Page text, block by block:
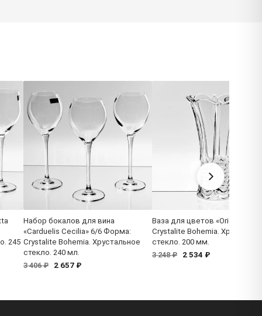
245
Набор бокалов для вина
«Carduelis Cecilia» 6/6 Форма:
Crystalite Bohemia. Хрустальное
стекло. 240 мл.
3 406 ₽
2 657 ₽
Ваза для цветов «Orion»
Crystalite Bohemia.
стекло. 200 мм.
3 248 ₽
2 534 ₽